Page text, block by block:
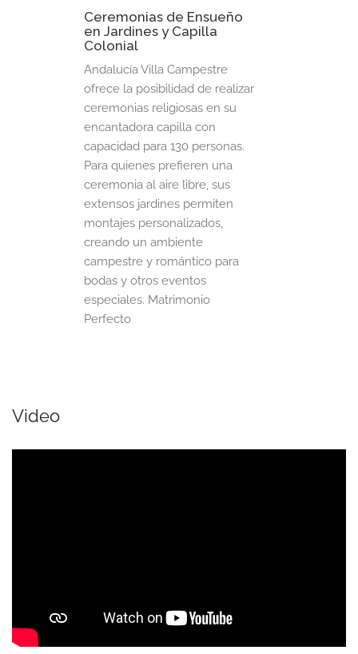
Ceremonias de Ensueño
en Jardines y Capilla
Colonial
Andalucía Villa Campestre
ofrece la posibilidad de realizar
ceremonias religiosas en su
encantadora capilla con
capacidad para 130 personas.
Para quienes prefieren una
ceremonia al aire libre, sus
extensos jardines permiten
montajes personalizados,
creando un ambiente
campestre y romántico para
bodas y otros eventos
especiales. ​ Matrimonio
Perfecto
Video